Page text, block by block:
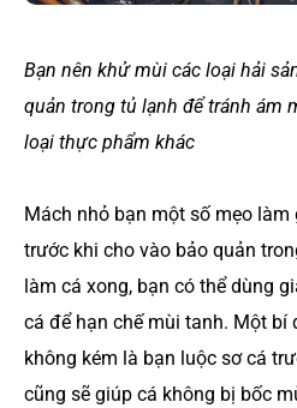
Bạn nên khử mùi các loại hải
quản trong tủ lạnh để tránh ám
loại thực phẩm khác
Mách nhỏ bạn một số mẹo
trước khi cho vào bảo quản
làm cá xong, bạn có thể dùng
cá để hạn chế mùi tanh. Một bí
không kém là bạn luộc sơ cá
cũng sẽ giúp cá không bị bốc